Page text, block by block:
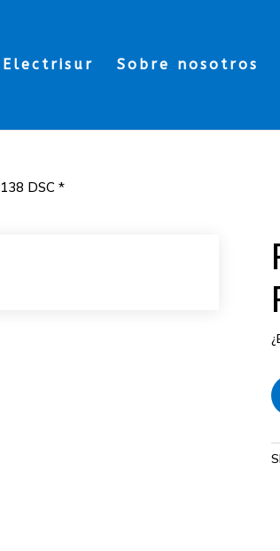
Electrisur Sobre nosotros
DSC *